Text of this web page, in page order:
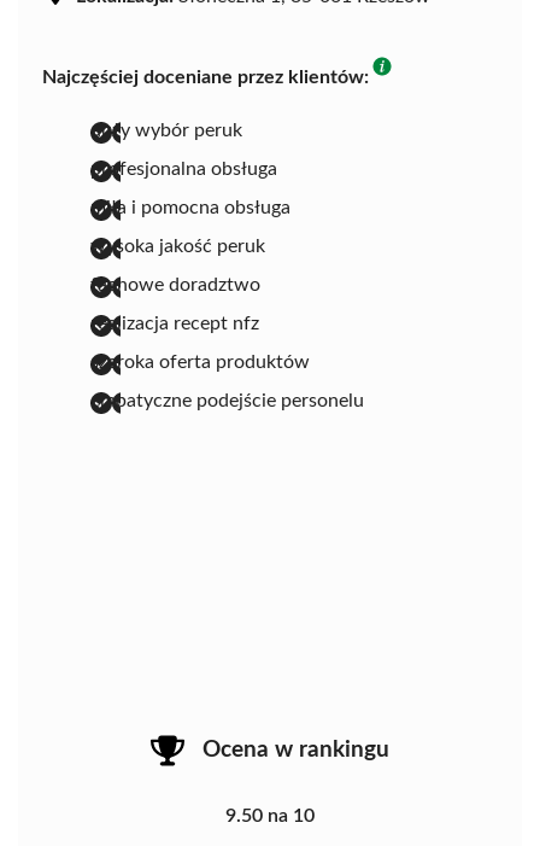
Najczęściej doceniane przez klientów:
duży wybór peruk
profesjonalna obsługa
miła i pomocna obsługa
wysoka jakość peruk
fachowe doradztwo
realizacja recept nfz
szeroka oferta produktów
empatyczne podejście personelu
Ocena w rankingu
9.50 na 10